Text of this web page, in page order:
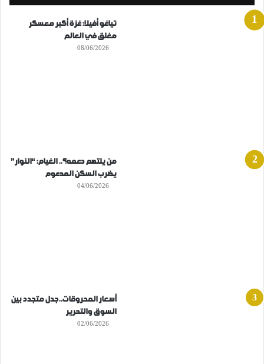
تياغو أفيلا: غزة أكبر معسكر
مغلق في العالم
08/06/2026
من يلتهم دعمه؟.. الغيام: “النوار”
يضرب السكن المدعوم
04/06/2026
أسعار المحروقات..جدل متجدد بين
السوق والتحرير
02/06/2026